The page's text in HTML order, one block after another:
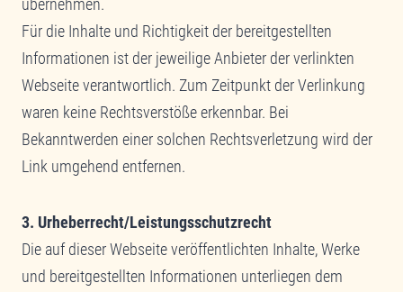
Für die Inhalte und Richtigkeit der bereitgestellten
Informationen ist der jeweilige Anbieter der verlinkten
Webseite verantwortlich. Zum Zeitpunkt der Verlinkung
waren keine Rechtsverstöße erkennbar. Bei
Bekanntwerden einer solchen Rechtsverletzung wird der
Link umgehend entfernen.
3. Urheberrecht/Leistungsschutzrecht
Die auf dieser Webseite veröffentlichten Inhalte, Werke
und bereitgestellten Informationen unterliegen dem